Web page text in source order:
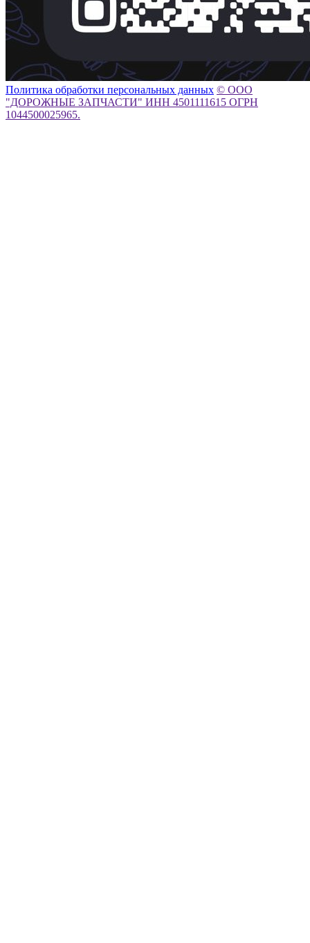
Политика обработки персональных данных © ООО
"ДОРОЖНЫЕ ЗАПЧАСТИ" ИНН 4501111615 ОГРН
1044500025965.